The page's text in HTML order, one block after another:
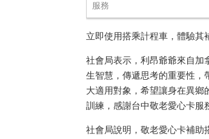
服務
立即使用搭乘計程車，體驗其
社會局表示，利昂爺爺來自加
生智慧，傳遞思考的重要性，
大適用對象，希望讓身在異
訓練，感謝台中敬老愛心卡服
社會局說明，敬老愛心卡補助